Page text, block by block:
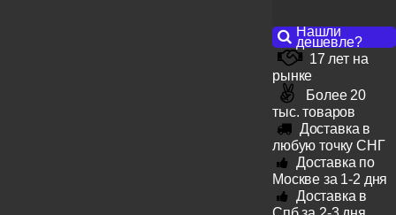
Нашли
дешевле?
17 лет на
рынке
Более 20
тыс. товаров
Доставка в
любую точку СНГ
Доставка по
Москве за 1-2 дня
Доставка в